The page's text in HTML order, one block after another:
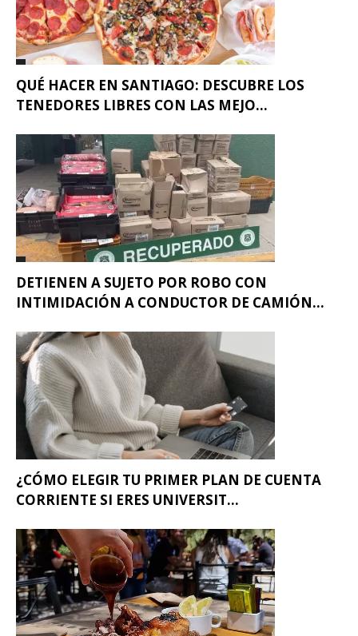
QUÉ HACER EN SANTIAGO: DESCUBRE LOS
TENEDORES LIBRES CON LAS MEJO...
DETIENEN A SUJETO POR ROBO CON
INTIMIDACIÓN A CONDUCTOR DE CAMIÓN...
¿CÓMO ELEGIR TU PRIMER PLAN DE CUENTA
CORRIENTE SI ERES UNIVERSIT...